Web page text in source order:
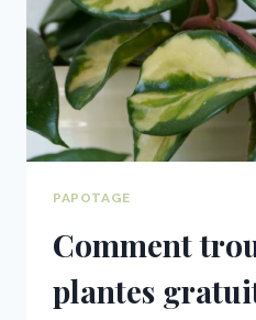
PAPOTAGE
Comment
plantes